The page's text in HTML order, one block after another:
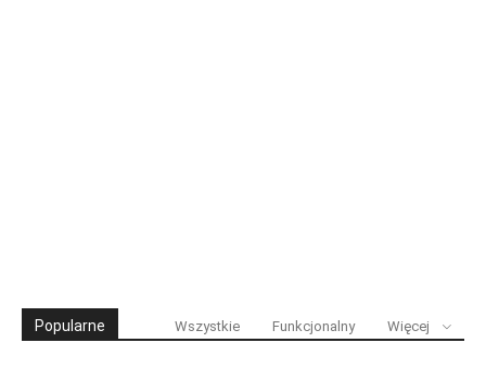
Popularne Wszystkie Funkcjonalny Więcej